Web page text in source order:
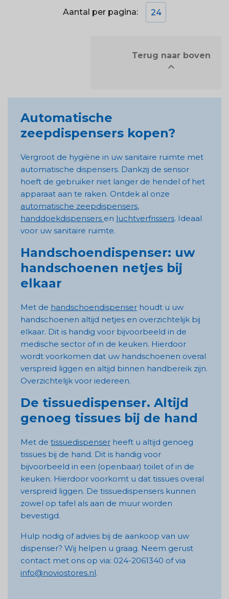
Aantal per pagina: 24

Automatische
zeepdispensers kopen?
Vergroot de hygiëne in uw sanitaire ruimte met
automatische dispensers. Dankzij de sensor
hoeft de gebruiker niet langer de hendel of het
apparaat aan te raken. Ontdek al onze
automatische zeepdispensers,
handdoekdispensers en luchtverfrissers. Ideaal
voor uw sanitaire ruimte.
Handschoendispenser: uw
handschoenen netjes bij
elkaar
Met de handschoendispenser houdt u uw
handschoenen altijd netjes en overzichtelijk bij
elkaar. Dit is handig voor bijvoorbeeld in de
medische sector of in de keuken. Hierdoor
wordt voorkomen dat uw handschoenen overal
verspreid liggen en altijd binnen handbereik zijn.
Overzichtelijk voor iedereen.
De tissuedispenser. Altijd
genoeg tissues bij de hand
Met de tissuedispenser heeft u altijd genoeg
tissues bij de hand. Dit is handig voor
bijvoorbeeld in een (openbaar) toilet of in de
keuken. Hierdoor voorkomt u dat tissues overal
verspreid liggen. De tissuedispensers kunnen
zowel op tafel als aan de muur worden
bevestigd.
Hulp nodig of advies bij de aankoop van uw
dispenser? Wij helpen u graag. Neem gerust
contact met ons op via: 024-2061340 of via
info@noviostores.nl.